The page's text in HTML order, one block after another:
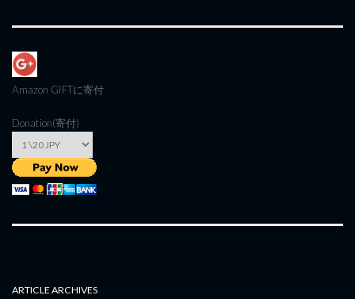
Amazon GIFTに寄付
Donation(寄付)
ARTICLE ARCHIVES